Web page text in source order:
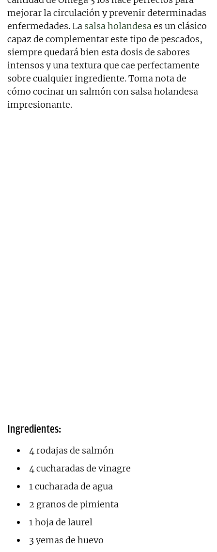
mejorar la circulación y prevenir determinadas
enfermedades. La salsa holandesaes un clásico
capaz de complementar este tipo de pescados,
siempre quedará bien esta dosis de sabores
intensos y una textura que cae perfectamente
sobre cualquier ingrediente. Toma nota de
cómo cocinar un salmón con salsa holandesa
impresionante.
Ingredientes:
4 rodajas de salmón
4 cucharadas de vinagre
1 cucharada de agua
2 granos de pimienta
1 hoja de laurel
3 yemas de huevo